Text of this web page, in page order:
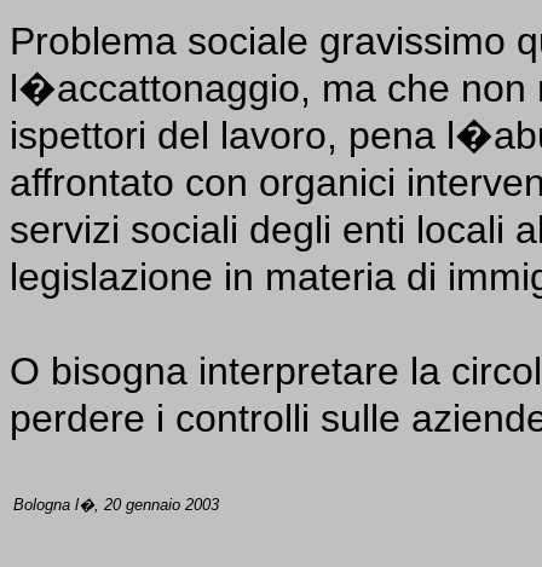
Problema sociale gravissimo
l�accattonaggio, ma che non
ispettori del lavoro, pena
affrontato con organici
servizi sociali degli enti locali
legislazione in materia di
O bisogna interpretare la
perdere i controlli sulle
Bologna l�, 20 gennaio 2003